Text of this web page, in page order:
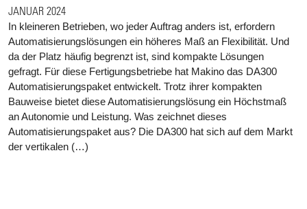
JANUAR 2024
In kleineren Betrieben, wo jeder Auftrag anders ist, erfordern
Automatisierungslösungen ein höheres Maß an Flexibilität. Und
da der Platz häufig begrenzt ist, sind kompakte Lösungen
gefragt. Für diese Fertigungsbetriebe hat Makino das DA300
Automatisierungspaket entwickelt. Trotz ihrer kompakten
Bauweise bietet diese Automatisierungslösung ein Höchstmaß
an Autonomie und Leistung. Was zeichnet dieses
Automatisierungspaket aus? Die DA300 hat sich auf dem Markt
der vertikalen (…)